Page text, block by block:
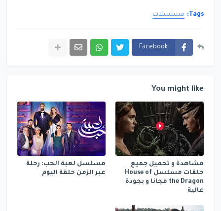
Tags: مسلسلات
Facebook
You might like
مشاهدة و تحميل جميع
حلقات مسلسل House of
the Dragon مجانا و بجودة
عالية
مسلسل لعبة الحب: رحلة
عبر الزمن حلقة اليوم